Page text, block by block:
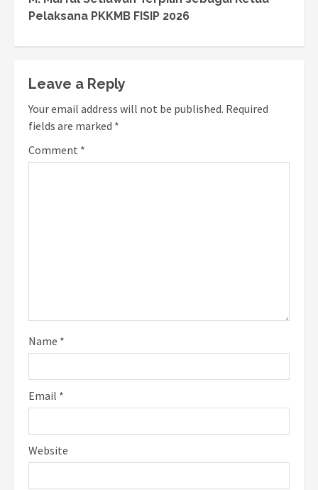
Pelaksana PKKMB FISIP 2026
Leave a Reply
Your email address will not be published. Required
fields are marked *
Comment *
Name *
Email *
Website